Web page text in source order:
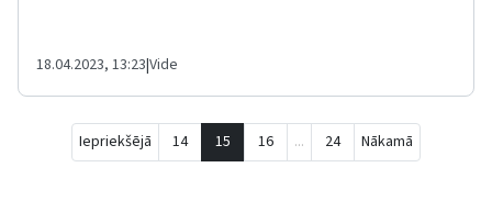
18.04.2023, 13:23|Vide
Iepriekšējā 14 15 16 ... 24 Nākamā